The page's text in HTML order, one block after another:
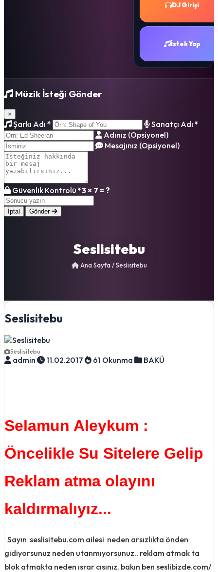
DJ Girişi
İstek Yap
Müzik İsteği Gönder
×
Şarkı Adı * Sanatçı Adı *
Adınız (Opsiyonel)
Mesajınız (Opsiyonel)
Güvenlik Kontrolü *3 × 7 = ?
İptal Gönder
Seslisitebu
Ana Sayfa /Seslisitebu
Seslisitebu
Seslisitebu
admin 11.02.2017 61 Okunma BAKÜ
Selamun Aleykum :
Öncelikle Su Sitelere Gelip
Reklam atma olayını
kaldırmalıyız...
Sayın seslisitebu.com ailesi neden arsızlıkta önden
gidiyorsunuz neden utanmıyorsunuz.. reklam atmak ta
blok atmakta neden ısrar cısınız. bakın ben seslibizde.com/